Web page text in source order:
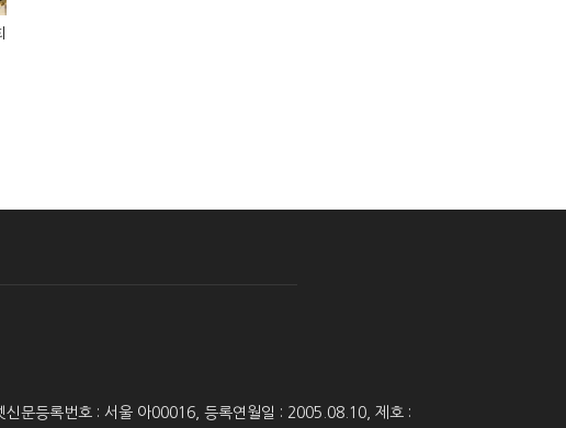
문등록번호 : 서울 아00016, 등록연월일 : 2005.08.10, 제호 :